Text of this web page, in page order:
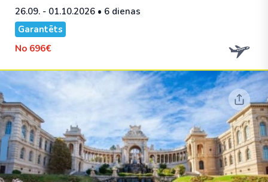
26.09. - 01.10.2026 • 6 dienas
Garantēts
No 696€